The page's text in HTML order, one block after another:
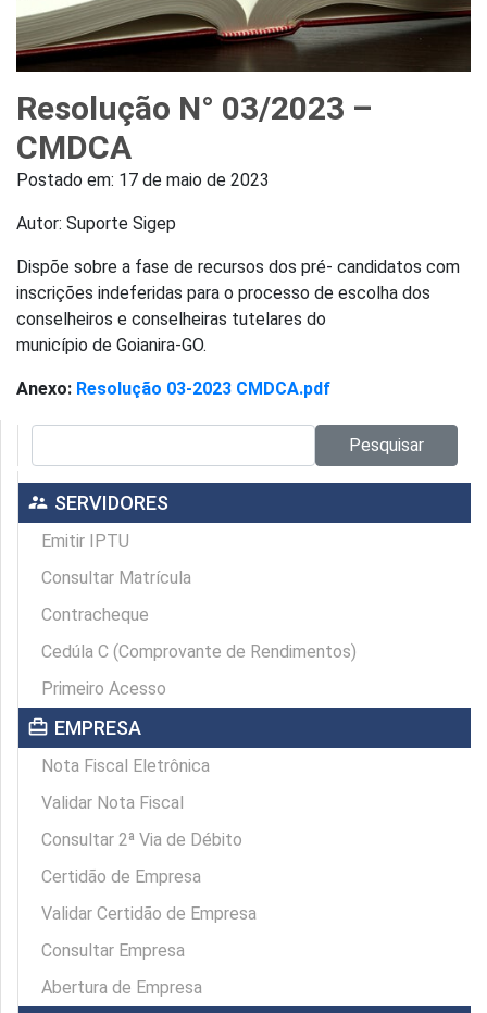
Resolução N° 03/2023 –
CMDCA
Postado em: 17 de maio de 2023
Autor: Suporte Sigep
Dispõe sobre a fase de recursos dos pré- candidatos com
inscrições indeferidas para o processo de escolha dos
conselheiros e conselheiras tutelares do
município de Goianira-GO.
Anexo: Resolução 03-2023 CMDCA.pdf
Pesquisar
supervisor_account SERVIDORES
Emitir IPTU
Consultar Matrícula
Contracheque
Cedúla C (Comprovante de Rendimentos)
Primeiro Acesso
card_travel EMPRESA
Nota Fiscal Eletrônica
Validar Nota Fiscal
Consultar 2ª Via de Débito
Certidão de Empresa
Validar Certidão de Empresa
Consultar Empresa
Abertura de Empresa